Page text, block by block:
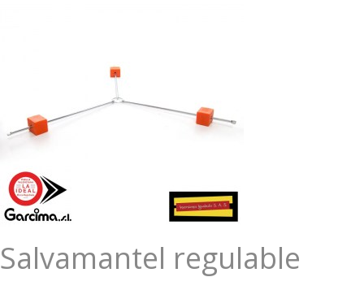
Salvamantel regulable